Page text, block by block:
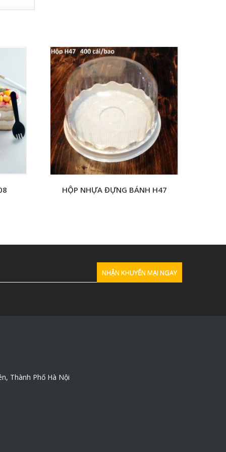
HỘP NHỰA ĐỰNG BÁNH H47
Thành Phố Hà Nội